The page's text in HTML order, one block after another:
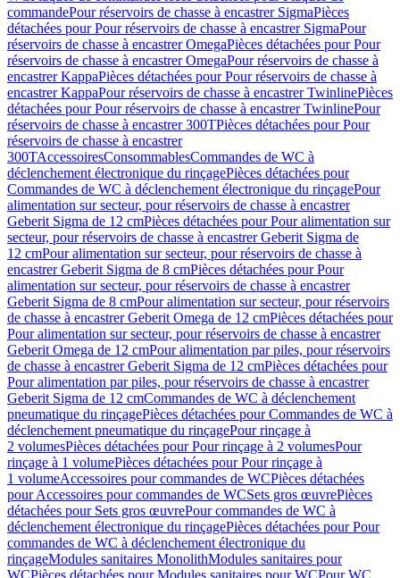
commandePour réservoirs de chasse à encastrer SigmaPièces
détachées pour Pour réservoirs de chasse à encastrer SigmaPour
réservoirs de chasse à encastrer OmegaPièces détachées pour Pour
réservoirs de chasse à encastrer OmegaPour réservoirs de chasse à
encastrer KappaPièces détachées pour Pour réservoirs de chasse à
encastrer KappaPour réservoirs de chasse à encastrer TwinlinePièces
détachées pour Pour réservoirs de chasse à encastrer TwinlinePour
réservoirs de chasse à encastrer 300TPièces détachées pour Pour
réservoirs de chasse à encastrer
300TAccessoiresConsommablesCommandes de WC à
déclenchement électronique du rinçagePièces détachées pour
Commandes de WC à déclenchement électronique du rinçagePour
alimentation sur secteur, pour réservoirs de chasse à encastrer
Geberit Sigma de 12 cmPièces détachées pour Pour alimentation sur
secteur, pour réservoirs de chasse à encastrer Geberit Sigma de
12 cmPour alimentation sur secteur, pour réservoirs de chasse à
encastrer Geberit Sigma de 8 cmPièces détachées pour Pour
alimentation sur secteur, pour réservoirs de chasse à encastrer
Geberit Sigma de 8 cmPour alimentation sur secteur, pour réservoirs
de chasse à encastrer Geberit Omega de 12 cmPièces détachées pour
Pour alimentation sur secteur, pour réservoirs de chasse à encastrer
Geberit Omega de 12 cmPour alimentation par piles, pour réservoirs
de chasse à encastrer Geberit Sigma de 12 cmPièces détachées pour
Pour alimentation par piles, pour réservoirs de chasse à encastrer
Geberit Sigma de 12 cmCommandes de WC à déclenchement
pneumatique du rinçagePièces détachées pour Commandes de WC à
déclenchement pneumatique du rinçagePour rinçage à
2 volumesPièces détachées pour Pour rinçage à 2 volumesPour
rinçage à 1 volumePièces détachées pour Pour rinçage à
1 volumeAccessoires pour commandes de WCPièces détachées
pour Accessoires pour commandes de WCSets gros œuvrePièces
détachées pour Sets gros œuvrePour commandes de WC à
déclenchement électronique du rinçagePièces détachées pour Pour
commandes de WC à déclenchement électronique du
rinçageModules sanitaires MonolithModules sanitaires pour
WCPièces détachées pour Modules sanitaires pour WCPour WC